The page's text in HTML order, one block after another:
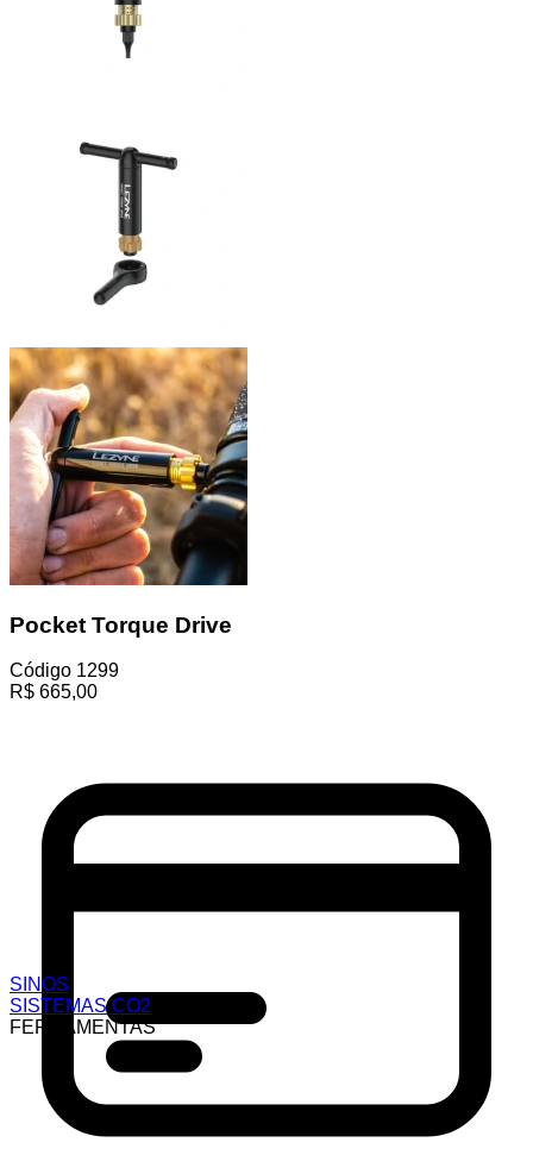
SINOS
SISTEMAS CO2
FERRAMENTAS
Pocket Torque Drive
Código 1299
R$ 665,00